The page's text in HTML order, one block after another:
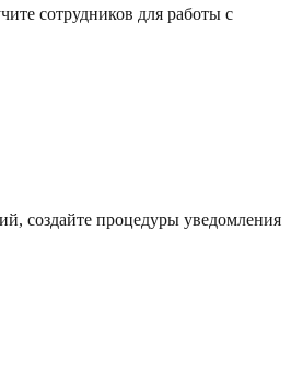
сотрудников для работы с
создайте процедуры уведомления